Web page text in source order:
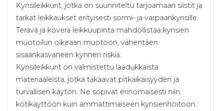
Kynsileikkurit, jotka on suunniteltu tarjoamaan siistit ja
tarkat leikkaukset erityisesti sormi- ja varpaankynsille.
Terävä ja kovera leikkuupinta mahdollistaa kynsien
muotoilun oikeaan muotoon, vähentäen
sisäänkasvaneen kynnen riskiä.
Kynsileikkurit on valmistettu laadukkaista
materiaaleista, jotka takaavat pitkäikäisyyden ja
turvallisen käytön. Ne sopivat erinomaisesti niin
kotikäyttöön kuin ammattimaiseen kynsienhoitoon.